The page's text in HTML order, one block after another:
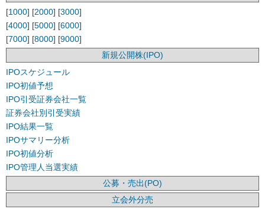
[1000] [2000] [3000]
[4000] [5000] [6000]
[7000] [8000] [9000]
新規公開株(IPO)
IPOスケジュール
IPO初値予想
IPO引受証券会社一覧
証券会社別引受実績
IPO結果一覧
IPOサマリー分析
IPO初値分析
IPO管理人当選実績
公募・売出(PO)
立会外分売